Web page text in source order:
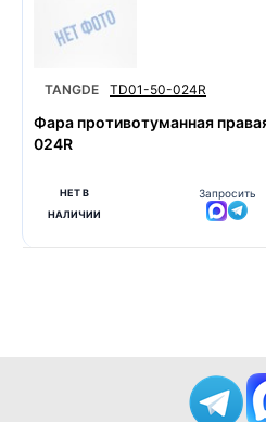
TANGDE TD01-50-024R
Фара противотуманная
024R
НЕТ В
НАЛИЧИИ
Запросить